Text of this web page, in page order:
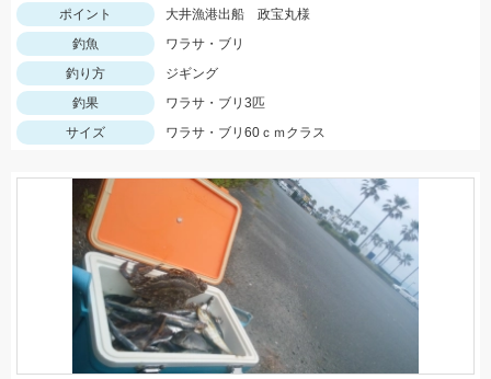
ポイント
大井漁港出船 政宝丸様
釣魚
ワラサ・ブリ
釣り方
ジギング
釣果
ワラサ・ブリ3匹
サイズ
ワラサ・ブリ60ｃｍクラス